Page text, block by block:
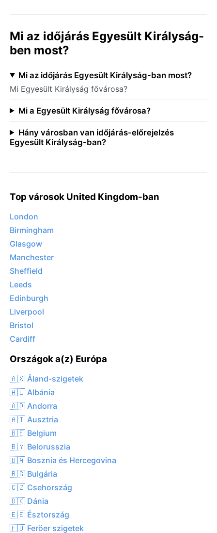
Mi az időjárás Egyesült Királyság-
ben most?
Mi az időjárás Egyesült Királyság-ban most?
Mi Egyesült Királyság fővárosa?
Mi a Egyesült Királyság fővárosa?
Hány városban van időjárás-előrejelzés
Egyesült Királyság-ban?
Top városok United Kingdom-ban
London
Birmingham
Glasgow
Manchester
Sheffield
Leeds
Edinburgh
Liverpool
Bristol
Cardiff
Országok a(z) Európa
🇦🇽 Åland-szigetek
🇦🇱 Albánia
🇦🇩 Andorra
🇦🇹 Ausztria
🇧🇪 Belgium
🇧🇾 Belorusszia
🇧🇦 Bosznia és Hercegovina
🇧🇬 Bulgária
🇨🇿 Csehország
🇩🇰 Dánia
🇪🇪 Észtország
🇫🇴 Feröer szigetek